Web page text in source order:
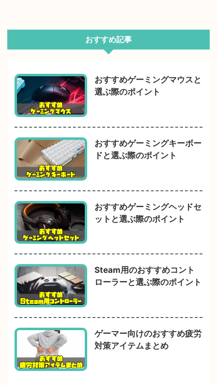
おすすめ記事
おすすめゲーミングマウスと
選ぶ際のポイント
おすすめゲーミングキーボー
ドと選ぶ際のポイント
おすすめゲーミングヘッドセ
ットと選ぶ際のポイント
Steam用のおすすめコント
ローラーと選ぶ際のポイント
ゲーマー向けのおすすめ疲労
対策アイテムまとめ